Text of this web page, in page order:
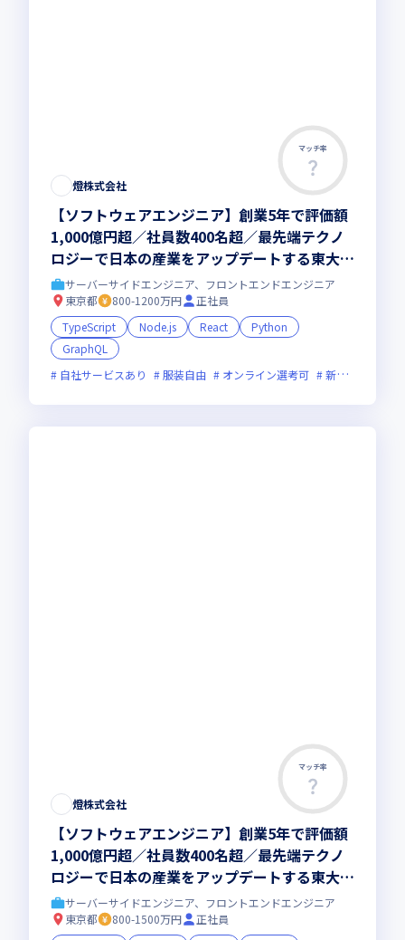
マッチ率
燈株式会社
【ソフトウェアエンジニア】創業5年で評価額
1,000億円超／社員数400名超／最先端テクノ
ロジーで日本の産業をアップデートする東大発
AIスタートアップ
サーバーサイドエンジニア、フロントエンドエンジニア
東京都
800-1200万円
正社員
TypeScript
Node.js React
Python
GraphQL
自社サービスあり
服装自由 オンライン選考可 新規立ち上げ
マッチ率
燈株式会社
【ソフトウェアエンジニア】創業5年で評価額
1,000億円超／社員数400名超／最先端テクノ
ロジーで日本の産業をアップデートする東大発
AIスタートアップ
サーバーサイドエンジニア、フロントエンドエンジニア
東京都
800-1500万円
正社員